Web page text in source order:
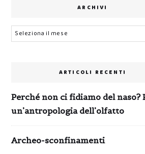
ARCHIVI
Archivi
ARTICOLI RECENTI
Perché non ci fidiamo del naso?
un’antropologia dell’olfatto
Archeo-sconfinamenti